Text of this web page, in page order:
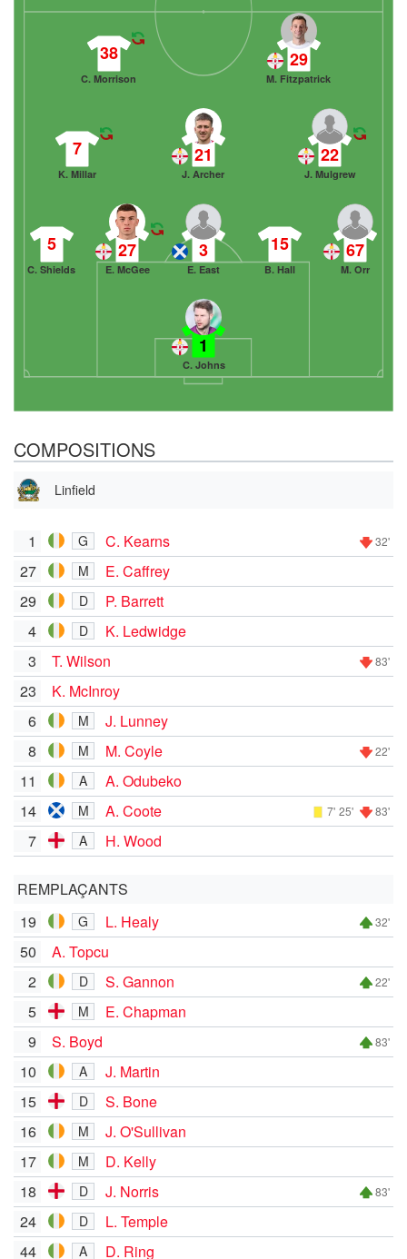
1
C. Johns
5
C. Shields
27
E. McGee
3
E. East
15
B. Hall
67
M. Orr
7
K. Millar
21
J. Archer
22
J. Mulgrew
38
C. Morrison
29
M. Fitzpatrick
COMPOSITIONS
Linfield
1 G C. Kearns 32'
27 M
E. Caffrey
29
D
P. Barrett
4
D
K. Ledwidge
3
T. Wilson 83'
23
K. McInroy
6
M
J. Lunney
8
M M. Coyle 22'
11 A
A. Odubeko
14
M A. Coote 7' 25' 83'
7 A H. Wood
REMPLAÇANTS
19
G L. Healy 32'
50
A. Topcu
2
D S. Gannon 22'
5 M
E. Chapman
9
S. Boyd 83'
10 A
J. Martin
15
D
S. Bone
16
M
J. O'Sullivan
17
M
D. Kelly
18
D J. Norris 83'
24 D
L. Temple
44
A D. Ring